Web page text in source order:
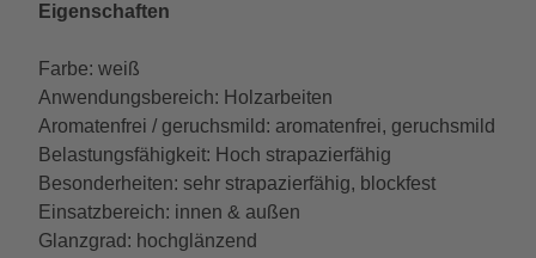
Eigenschaften
Farbe: weiß
Anwendungsbereich: Holzarbeiten
Aromatenfrei / geruchsmild: aromatenfrei, geruchsmild
Belastungsfähigkeit: Hoch strapazierfähig
Besonderheiten: sehr strapazierfähig, blockfest
Einsatzbereich: innen & außen
Glanzgrad: hochglänzend